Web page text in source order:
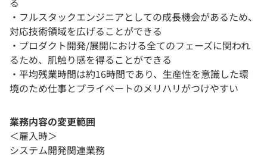
・フルスタックエンジニアとしての成長機会があるため、
対応技術領域を広げることができる
・プロダクト開発/展開における全てのフェーズに関われ
るため、肌触り感を得ることができる
・平均残業時間は約16時間であり、生産性を意識した環
境のため仕事とプライベートのメリハリがつけやすい
業務内容の変更範囲
＜雇入時＞
システム開発関連業務